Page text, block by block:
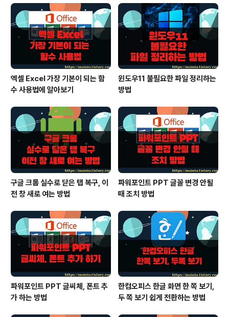
지 구하기 위해 MAX 함수를 사용하였습니다. ▼ MAX 함
수의 인수로 판매량 영역을 선택합니다. 영역은 한군데 이
므로 Number1 만 입력하고 창을 닫습니다. ▼ 그럼 판매
량이 최고..
엑셀 Excel 가장 기본이 되는 함
수 사용법에 알아보기
윈도우11 불필요한 파일 정리하는
방법
구글 크롬 실수로 닫은 탭 복구, 이
전 창 새로 여는 방법
파워포인트 PPT 글꼴 변경 안될
때 조치 방법
파워포인트 PPT 글씨체, 폰트 추
가 하는 방법
한컴오피스 한글 화면 한 쪽 보기,
두 쪽 보기 쉽게 전환하는 방법